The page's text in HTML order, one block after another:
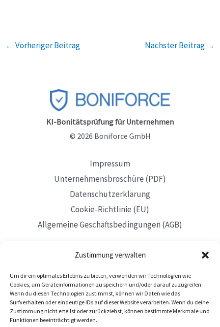
Zustimmung verwalten
Um dir ein optimales Erlebnis zu bieten, verwenden wir Technologien wie
Cookies, um Geräteinformationen zu speichern und/oder darauf zuzugreifen.
Wenn du diesen Technologien zustimmst, können wir Daten wie das
Surfverhalten oder eindeutige IDs auf dieser Website verarbeiten. Wenn du deine
Zustimmung nicht erteilst oder zurückziehst, können bestimmte Merkmale und
Funktionen beeinträchtigt werden.
← Vorheriger Beitrag Nächster Beitrag →
KI-Bonitätsprüfung für Unternehmen
© 2026 Boniforce GmbH
Impressum
Unternehmensbroschüre (PDF)
Datenschutzerklärung
Cookie-Richtlinie (EU)
Allgemeine Geschäftsbedingungen (AGB)
Mit Sitz in Düsseldorf